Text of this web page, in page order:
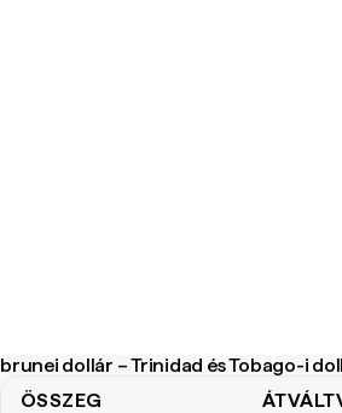
brunei dollár – Trinidad és Tobago-i
ÖSSZEG